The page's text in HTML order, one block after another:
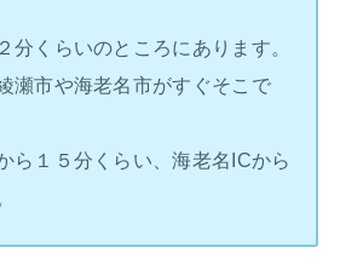
分くらいのところにあります。
瀬市や海老名市がすぐそこで
ら１５分くらい、海老名ICから